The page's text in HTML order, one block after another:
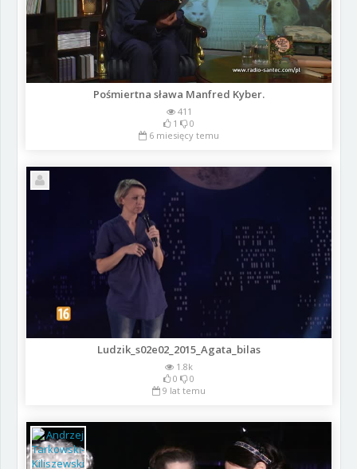
Pośmiertna sława Manfred Kyber.
411
1
0
6 miesięcy temu
Ludzik_s02e02_2015_Agata_bilas
1.8k
0
0
9 lat temu